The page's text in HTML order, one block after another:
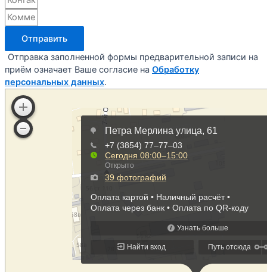
Отправить
Отправка заполненной формы предварительной записи на
приём означает Ваше согласие на Обработку
персональных данных.